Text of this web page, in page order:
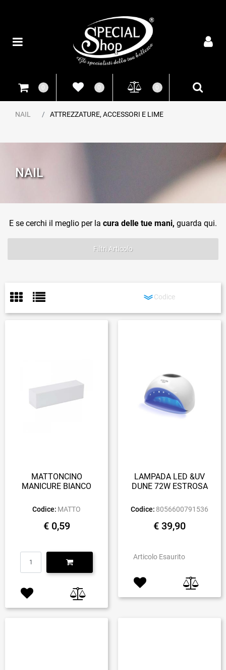
0 0 0
NAIL ATTREZZATURE, ACCESSORI E LIME
NAIL
E se cerchi il meglio per la cura delle tue mani, guarda qui.
Filtri Articolo
MATTONCINO
MANICURE BIANCO
Codice: MATTO
€ 0,59
Quantità
LAMPADA LED &UV
DUNE 72W ESTROSA
Codice: 8056600791536
€ 39,90
Articolo Esaurito